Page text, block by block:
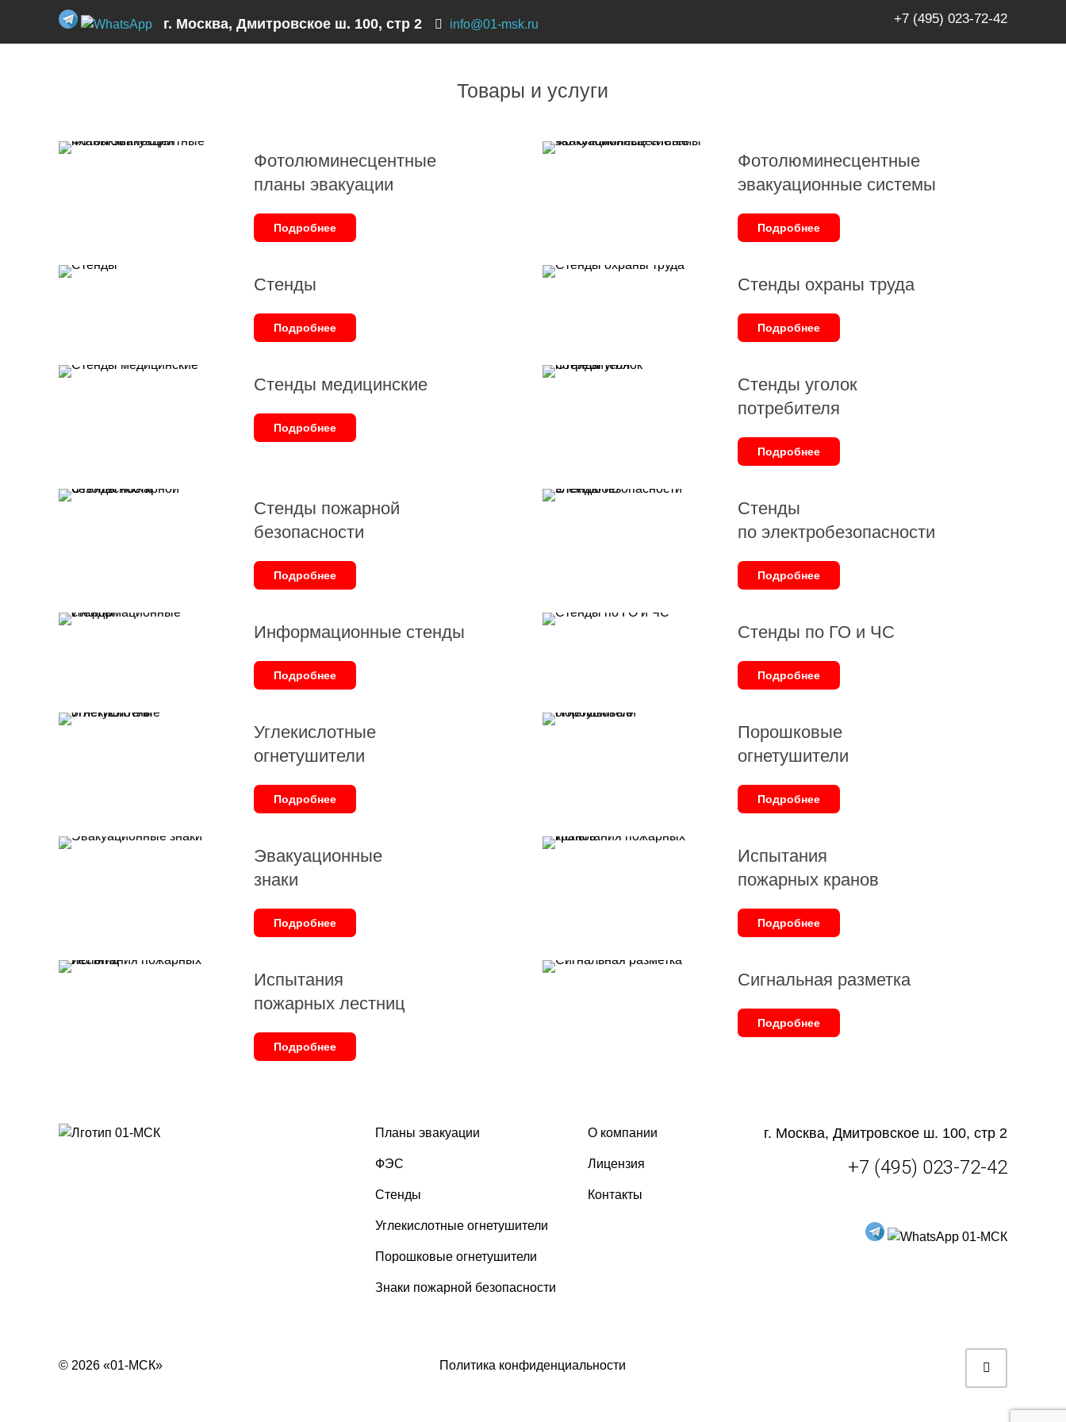
г. Москва, Дмитровское ш. 100, стр 2 info@01-msk.ru +7 (495) 023-72-42
Главная › Товары и услуги
Товары и услуги
Фотолюминесцентные
планы эвакуации
Подробнее
Фотолюминесцентные
эвакуационные системы
Подробнее
Стенды
Подробнее
Стенды охраны труда
Подробнее
Стенды медицинские
Подробнее
Стенды уголок
потребителя
Подробнее
Стенды пожарной
безопасности
Подробнее
Стенды
по электробезопасности
Подробнее
Информационные стенды
Подробнее
Стенды по ГО и ЧС
Подробнее
Углекислотные
огнетушители
Подробнее
Порошковые
огнетушители
Подробнее
Эвакуационные
знаки
Подробнее
Испытания
пожарных кранов
Подробнее
Испытания
пожарных лестниц
Подробнее
Сигнальная разметка
Подробнее
Планы эвакуации
ФЭС
Стенды
Углекислотные огнетушители
Порошковые огнетушители
Знаки пожарной безопасности
О компании
Лицензия
Контакты
г. Москва, Дмитровское ш. 100, стр 2
+7 (495) 023-72-42
© 2026 «01-МСК» Политика конфиденциальности